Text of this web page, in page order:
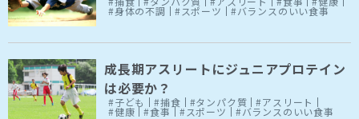
#身体の不調 #スポーツ #バランスのいい食事
成長期アスリートにジュニアプロテイン
は必要か？
#子ども #捕食 #タンパク質 #アスリート
#健康 #食事 #スポーツ #バランスのいい食事